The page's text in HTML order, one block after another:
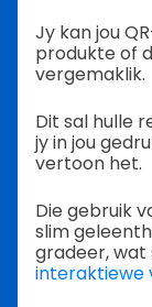
Jy kan jou
produkte of
vergemaklik.
Dit sal hulle
jy in jou
vertoon het.
Die gebruik
slim
gradeer, wat
interaktiewe